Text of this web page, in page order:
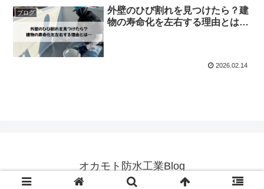
ブログ
外壁のひび割れを見つけたら？建
物の寿命化を左右する理由とは…
2026.02.14
オカモト防水工業Blog
© 2022 オカモト防水工業Blog.